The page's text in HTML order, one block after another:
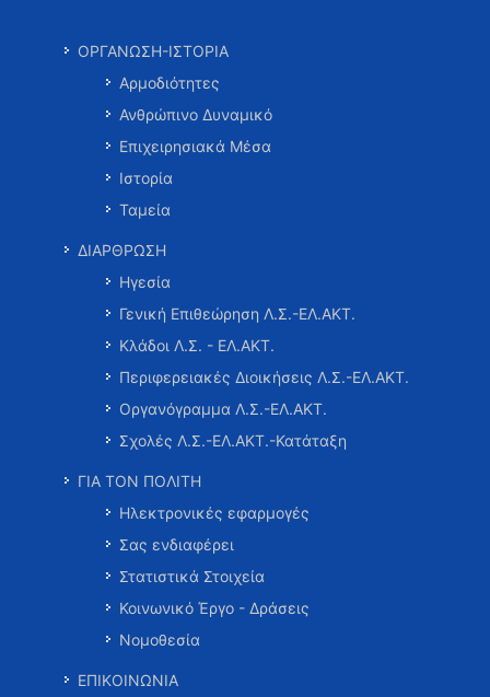
ΟΡΓΑΝΩΣΗ-ΙΣΤΟΡΙΑ
Αρμοδιότητες
Ανθρώπινο Δυναμικό
Επιχειρησιακά Μέσα
Ιστορία
Ταμεία
ΔΙΑΡΘΡΩΣΗ
Ηγεσία
Γενική Επιθεώρηση Λ.Σ.-ΕΛ.ΑΚΤ.
Κλάδοι Λ.Σ. - ΕΛ.ΑΚΤ.
Περιφερειακές Διοικήσεις Λ.Σ.-ΕΛ.ΑΚΤ.
Οργανόγραμμα Λ.Σ.-ΕΛ.ΑΚΤ.
Σχολές Λ.Σ.-ΕΛ.ΑΚΤ.-Κατάταξη
ΓΙΑ ΤΟΝ ΠΟΛΙΤΗ
Ηλεκτρονικές εφαρμογές
Σας ενδιαφέρει
Στατιστικά Στοιχεία
Κοινωνικό Έργο - Δράσεις
Νομοθεσία
ΕΠΙΚΟΙΝΩΝΙΑ